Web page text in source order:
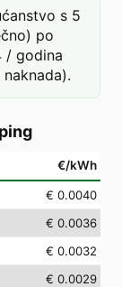
s 5
po
/ godina
€/kWh
€ 0.0040
€ 0.0036
€ 0.0032
€ 0.0029